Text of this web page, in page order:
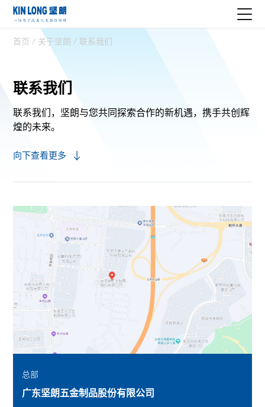
首页 / 关于坚朗 / 联系我们
联系我们
联系我们，坚朗与您共同探索合作的新机遇，携手共创辉
煌的未来。
向下查看更多
总部
广东坚朗五金制品股份有限公司